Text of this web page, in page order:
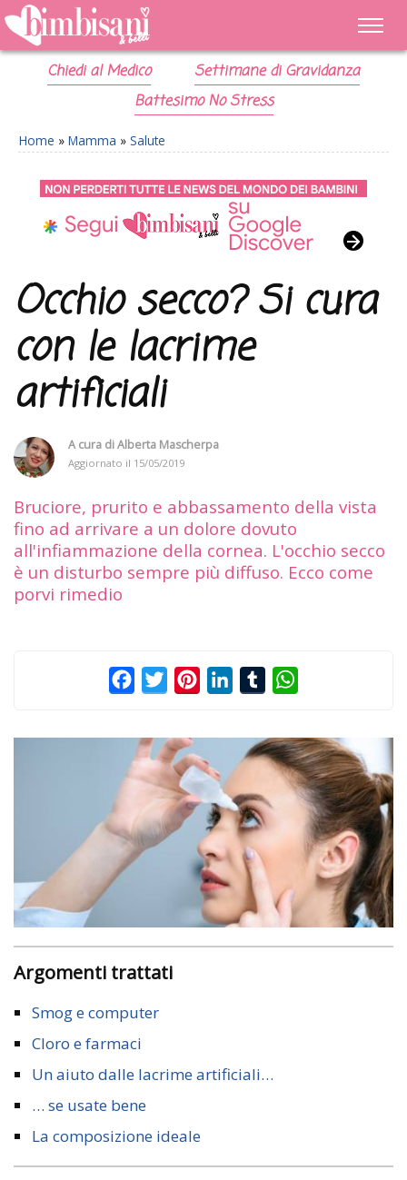
Chiedi al Medico
Settimane di Gravidanza
Battesimo No Stress
Home » Mamma » Salute
Occhio secco? Si cura
con le lacrime
artificiali
A cura diAlberta Mascherpa
Aggiornato il 15/05/2019
Bruciore, prurito e abbassamento della vista
fino ad arrivare a un dolore dovuto
all'infiammazione della cornea. L'occhio secco
è un disturbo sempre più diffuso. Ecco come
porvi rimedio
FacebookTwitterPinterestLinkedInTumblr
Argomenti trattati
Smog e computer
Cloro e farmaci
Un aiuto dalle lacrime artificiali…
… se usate bene
La composizione ideale